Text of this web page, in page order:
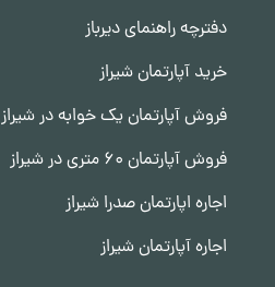
دفترچه راهنمای دیرباز
خرید آپارتمان شیراز
فروش آپارتمان یک خوابه در شیراز
فروش آپارتمان 60 متری در شیراز
اجاره اپارتمان صدرا شیراز
اجاره آپارتمان شیراز